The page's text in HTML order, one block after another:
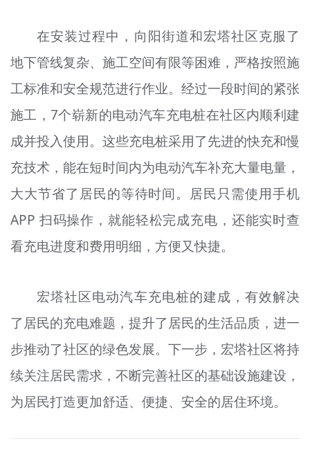
在安装过程中，向阳街道和宏塔社区克服了
地下管线复杂、施工空间有限等困难，严格按照施
工标准和安全规范进行作业。经过一段时间的紧张
施工，7个崭新的电动汽车充电桩在社区内顺利建
成并投入使用。这些充电桩采用了先进的快充和慢
充技术，能在短时间内为电动汽车补充大量电量，
大大节省了居民的等待时间。居民只需使用手机
APP 扫码操作，就能轻松完成充电，还能实时查
看充电进度和费用明细，方便又快捷。
宏塔社区电动汽车充电桩的建成，有效解决
了居民的充电难题，提升了居民的生活品质，进一
步推动了社区的绿色发展。下一步，宏塔社区将持
续关注居民需求，不断完善社区的基础设施建设，
为居民打造更加舒适、便捷、安全的居住环境。